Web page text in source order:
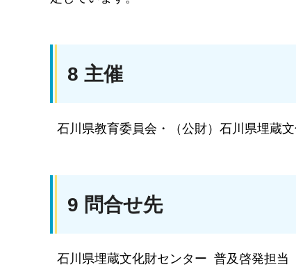
8 主催
石川県教育委員会・（公財）石川県埋蔵
9 問合せ先
石川県埋蔵文化財センター 普及啓発担当